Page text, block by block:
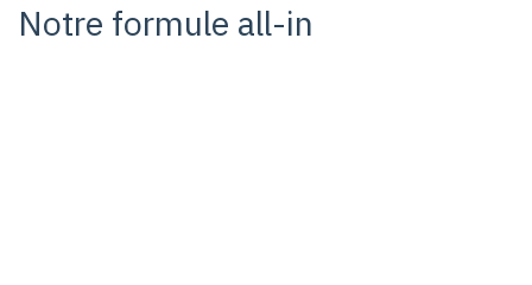
Notre formule all-in